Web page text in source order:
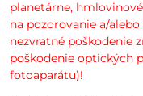
planetárne,
na pozorovanie a/
nezvratné poškodenie
poškodenie optických
fotoaparátu)!